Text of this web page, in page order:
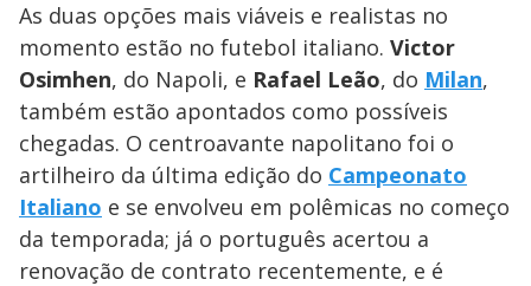
As duas opções mais viáveis e realistas no
momento estão no futebol italiano. Victor
Osimhen, do Napoli, e Rafael Leão, do Milan,
também estão apontados como possíveis
chegadas. O centroavante napolitano foi o
artilheiro da última edição do Campeonato
Italiano e se envolveu em polêmicas no começo
da temporada; já o português acertou a
renovação de contrato recentemente, e é